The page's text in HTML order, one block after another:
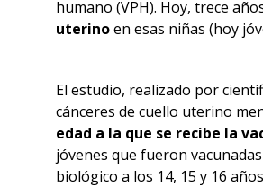
humano (VPH). Hoy, trece
uterinoen esas niñas (hoy
El estudio, realizado por
cánceres de cuello uterino
edad a la que se recibe la
jóvenes que fueron
biológico a los 14, 15 y 16